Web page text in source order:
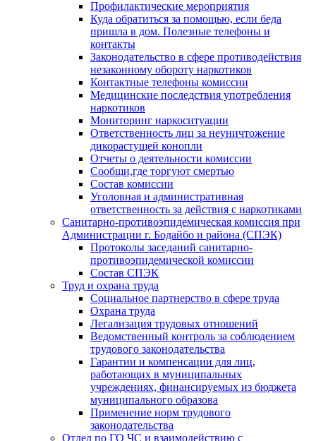
Профилактические мероприятия
Куда обратиться за помощью, если беда
пришла в дом. Полезные телефоны и
контакты
Законодательство в сфере противодействия
незаконному обороту наркотиков
Контактные телефоны комиссии
Медицинские последствия употребления
наркотиков
Мониторинг наркоситуации
Ответственность лиц за неуничтожение
дикорастущей конопли
Отчеты о деятельности комиссии
Сообщи,где торгуют смертью
Состав комиссии
Уголовная и административная
ответственность за действия с наркотиками
Санитарно-противоэпидемическая комиссия при
Администрации г. Бодайбо и района (СПЭК)
Протоколы заседаний санитарно-
противоэпидемической комиссии
Состав СПЭК
Труд и охрана труда
Социальное партнерство в сфере труда
Охрана труда
Легализация трудовых отношений
Ведомственный контроль за соблюдением
трудового законодательства
Гарантии и компенсации для лиц,
работающих в муниципальных
учреждениях, финансируемых из бюджета
муниципального образова
Применение норм трудового
законодательства
Отдел по ГО ЧС и взаимодействию с